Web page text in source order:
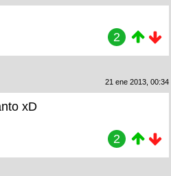
2
21 ene 2013, 00:34
xD
2